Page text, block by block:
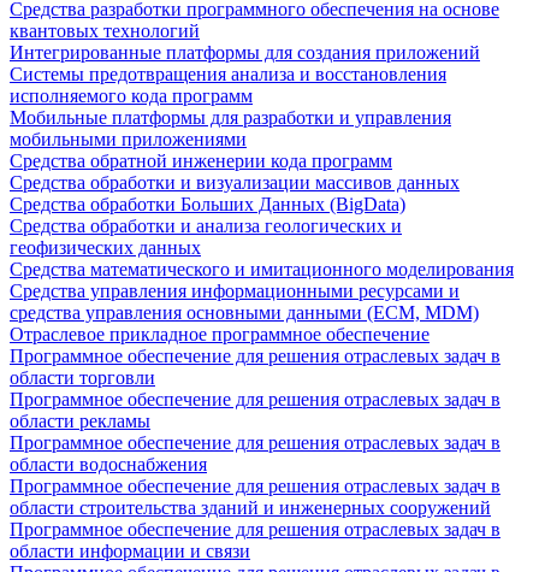
Средства разработки программного обеспечения на основе
квантовых технологий
Интегрированные платформы для создания приложений
Системы предотвращения анализа и восстановления
исполняемого кода программ
Мобильные платформы для разработки и управления
мобильными приложениями
Средства обратной инженерии кода программ
Средства обработки и визуализации массивов данных
Средства обработки Больших Данных (BigData)
Средства обработки и анализа геологических и
геофизических данных
Средства математического и имитационного моделирования
Средства управления информационными ресурсами и
средства управления основными данными (ECM, MDM)
Отраслевое прикладное программное обеспечение
Программное обеспечение для решения отраслевых задач в
области торговли
Программное обеспечение для решения отраслевых задач в
области рекламы
Программное обеспечение для решения отраслевых задач в
области водоснабжения
Программное обеспечение для решения отраслевых задач в
области строительства зданий и инженерных сооружений
Программное обеспечение для решения отраслевых задач в
области информации и связи